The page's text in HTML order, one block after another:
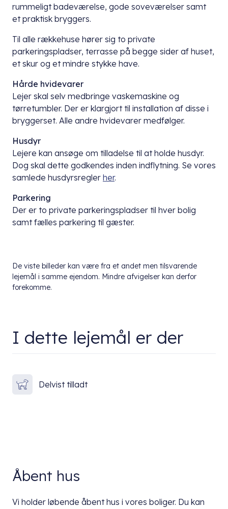
rummeligt badeværelse, gode soveværelser samt
et praktisk bryggers.
Til alle rækkehuse hører sig to private
parkeringspladser, terrasse på begge sider af huset,
et skur og et mindre stykke have.
Hårde hvidevarer
Lejer skal selv medbringe vaskemaskine og
tørretumbler. Der er klargjort til installation af disse i
bryggerset. Alle andre hvidevarer medfølger.
Husdyr
Lejere kan ansøge om tilladelse til at holde husdyr.
Dog skal dette godkendes inden indflytning. Se vores
samlede husdyrsregler her.
Parkering
Der er to private parkeringspladser til hver bolig
samt fælles parkering til gæster.
De viste billeder kan være fra et andet men tilsvarende
lejemål i samme ejendom. Mindre afvigelser kan derfor
forekomme.
I dette lejemål er der
Delvist tilladt
Åbent hus
Vi holder løbende åbent hus i vores boliger. Du kan